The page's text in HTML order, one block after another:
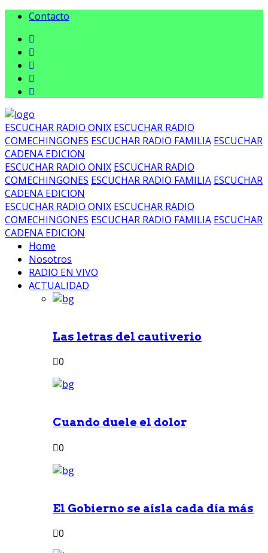
Contacto
ESCUCHAR RADIO ONIX ESCUCHAR RADIO
COMECHINGONES ESCUCHAR RADIO FAMILIA ESCUCHAR
CADENA EDICION
ESCUCHAR RADIO ONIX ESCUCHAR RADIO
COMECHINGONES ESCUCHAR RADIO FAMILIA ESCUCHAR
CADENA EDICION
ESCUCHAR RADIO ONIX ESCUCHAR RADIO
COMECHINGONES ESCUCHAR RADIO FAMILIA ESCUCHAR
CADENA EDICION
Home
Nosotros
RADIO EN VIVO
ACTUALIDAD
Las letras del cautiverio
0
Cuando duele el dolor
0
El Gobierno se aísla cada día más
0